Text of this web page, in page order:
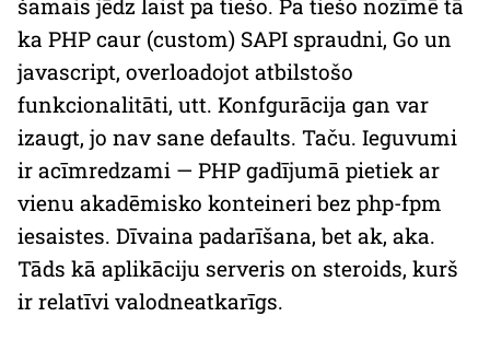
šamais jēdz laist pa tiešo. Pa tiešo nozīmē tā
ka PHP caur (custom) SAPI spraudni, Go un
javascript, overloadojot atbilstošo
funkcionalitāti, utt. Konfgurācija gan var
izaugt, jo nav sane defaults. Taču. Ieguvumi
ir acīmredzami — PHP gadījumā pietiek ar
vienu akadēmisko konteineri bez php-fpm
iesaistes. Dīvaina padarīšana, bet ak, aka.
Tāds kā aplikāciju serveris on steroids, kurš
ir relatīvi valodneatkarīgs.